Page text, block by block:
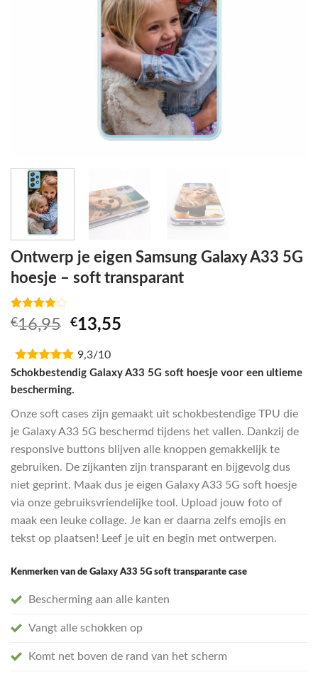
Ontwerp je eigen Samsung Galaxy A33 5G
hoesje – soft transparant
Waardering
4.00op
gebaseerd
1
klantbeoordeling
€16,95 Oorspronkelijke
was:
€16,95.
€13,55
€13,55.
9,3/10
Schokbestendig Galaxy A33 5G soft hoesje voor een ultieme
bescherming.
Onze soft cases zijn gemaakt uit schokbestendige TPU die
je Galaxy A33 5G beschermd tijdens het vallen. Dankzij de
responsive buttons blijven alle knoppen gemakkelijk te
gebruiken. De zijkanten zijn transparant en bijgevolg dus
niet geprint. Maak dus je eigen Galaxy A33 5G soft hoesje
via onze gebruiksvriendelijke tool. Upload jouw foto of
maak een leuke collage. Je kan er daarna zelfs emojis en
tekst op plaatsen! Leef je uit en begin met ontwerpen.
Kenmerken van de Galaxy A33 5G soft transparante case
Bescherming aan alle kanten
Vangt alle schokken op
Komt net boven de rand van het scherm